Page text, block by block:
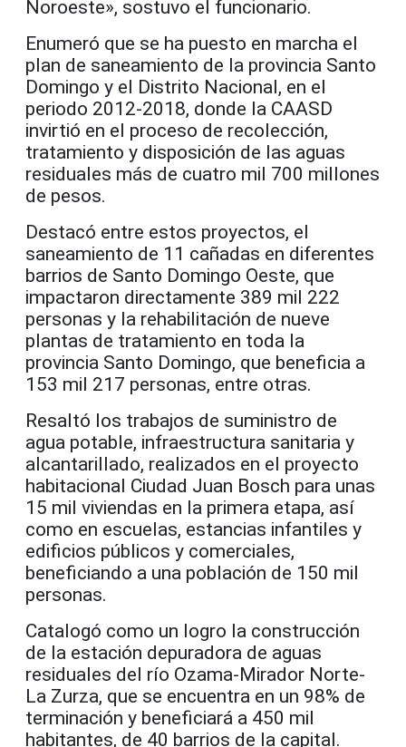
Noroeste», sostuvo el funcionario.
Enumeró que se ha puesto en marcha el
plan de saneamiento de la provincia Santo
Domingo y el Distrito Nacional, en el
periodo 2012-2018, donde la CAASD
invirtió en el proceso de recolección,
tratamiento y disposición de las aguas
residuales más de cuatro mil 700 millones
de pesos.
Destacó entre estos proyectos, el
saneamiento de 11 cañadas en diferentes
barrios de Santo Domingo Oeste, que
impactaron directamente 389 mil 222
personas y la rehabilitación de nueve
plantas de tratamiento en toda la
provincia Santo Domingo, que beneficia a
153 mil 217 personas, entre otras.
Resaltó los trabajos de suministro de
agua potable, infraestructura sanitaria y
alcantarillado, realizados en el proyecto
habitacional Ciudad Juan Bosch para unas
15 mil viviendas en la primera etapa, así
como en escuelas, estancias infantiles y
edificios públicos y comerciales,
beneficiando a una población de 150 mil
personas.
Catalogó como un logro la construcción
de la estación depuradora de aguas
residuales del río Ozama-Mirador Norte-
La Zurza, que se encuentra en un 98% de
terminación y beneficiará a 450 mil
habitantes, de 40 barrios de la capital.